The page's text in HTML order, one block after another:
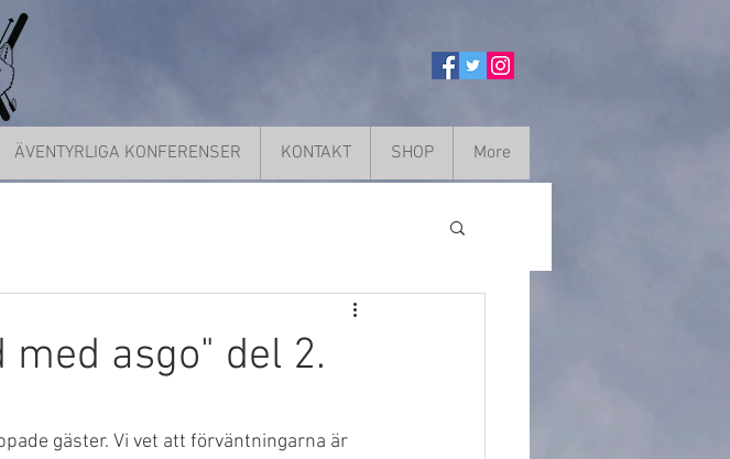
ÄVENTYRLIGA KONFERENSER KONTAKT SHOP More
med asgo" del 2.
gäster. Vi vet att förväntningarna är